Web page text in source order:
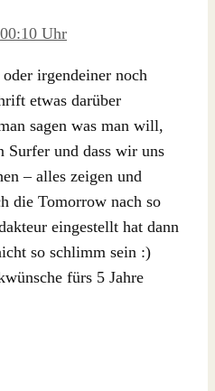
Uhr
irgendeiner noch
etwas darüber
sagen was man will,
Surfer und dass wir uns
– alles zeigen und
die Tomorrow nach so
eingestellt hat dann
so schlimm sein :)
fürs 5 Jahre